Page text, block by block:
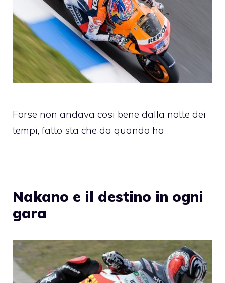
Forse non andava cosi bene dalla notte dei
tempi, fatto sta che da quando ha
Nakano e il destino in ogni
gara